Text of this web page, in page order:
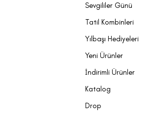
Sevgililer Günü
Tatil Kombinleri
Yılbaşı Hediyeleri
Yeni Ürünler
İndirimli Ürünler
Katalog
Drop